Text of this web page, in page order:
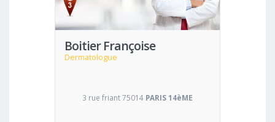
Boitier Françoise
Dermatologue
3 rue friant 75014 PARIS 14èME